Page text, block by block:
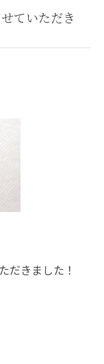
ていただき
だきました！